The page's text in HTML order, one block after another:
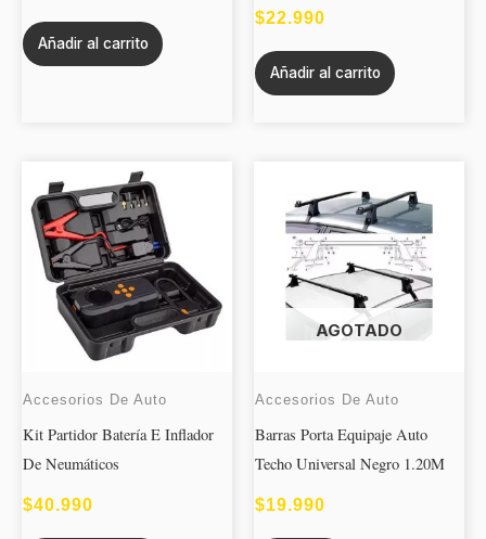
Añadir al carrito
$22.990
Añadir al carrito
Accesorios De Auto
Kit Partidor Batería E Inflador
De Neumáticos
$40.990
AGOTADO
Accesorios De Auto
Barras Porta Equipaje Auto
Techo Universal Negro 1.20M
$19.990